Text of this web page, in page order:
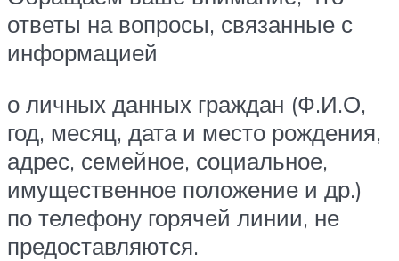
ответы на вопросы, связанные с
информацией
о личных данных граждан (Ф.И.О,
год, месяц, дата и место рождения,
адрес, семейное, социальное,
имущественное положение и др.)
по телефону горячей линии, не
предоставляются.